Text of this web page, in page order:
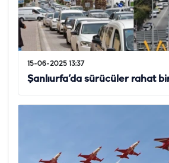
15-06-2025 13:37
Şanlıurfa’da sürücüler rahat